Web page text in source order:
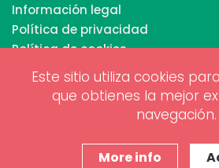
Este sitio utiliza cookies
que obtienes la mejor
navegación.
More info
Información legal
Política de privacidad
Política de cookies
Copyrights © 2026 All Rights Reserved
Responsible Tourism Inc.